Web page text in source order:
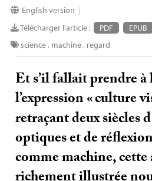
English version |
Télécharger l'article : PDF EPUB
science, machine, regard
Et s’il fallait prendre
l’expression «culture
retraçant deux siècles
optiques et de
comme machine,